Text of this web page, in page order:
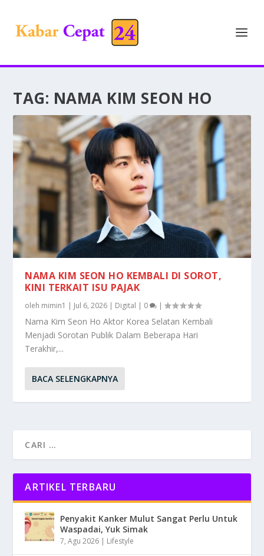
TAG: NAMA KIM SEON HO
NAMA KIM SEON HO KEMBALI DI SOROT,
KINI TERKAIT ISU PAJAK
oleh mimin1 | Jul 6, 2026 | Digital | 0 |
Nama Kim Seon Ho Aktor Korea Selatan Kembali
Menjadi Sorotan Publik Dalam Beberapa Hari
Terakhir,...
BACA SELENGKAPNYA
ARTIKEL TERBARU
Penyakit Kanker Mulut Sangat Perlu Untuk
Waspadai, Yuk Simak
7, Agu 2026 | Lifestyle